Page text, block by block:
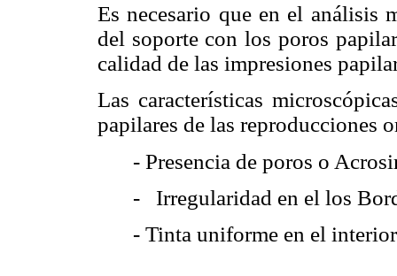
Es necesario que en el análisis
del soporte con los poros
calidad de las impresiones
Las características
papilares de las reproducciones
- Presencia de poros o
- Irregularidad en el los
- Tinta uniforme en el